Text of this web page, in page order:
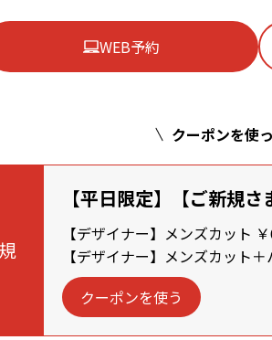
WEB予約
クーポンを使
【平日限定】【ご新規
【デザイナー】メンズカット
【デザイナー】メンズカット
クーポンを使う